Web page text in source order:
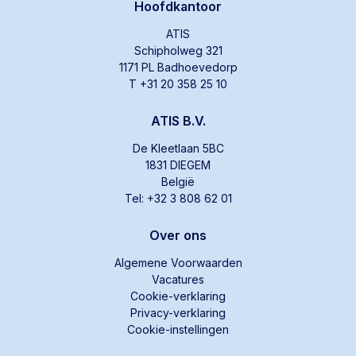
Hoofdkantoor
ATIS
Schipholweg 321
1171 PL Badhoevedorp
T +31 20 358 25 10
ATIS B.V.
De Kleetlaan 5BC
1831 DIEGEM
België
Tel: +32 3 808 62 01
Over ons
Algemene Voorwaarden
Vacatures
Cookie-verklaring
Privacy-verklaring
Cookie-instellingen